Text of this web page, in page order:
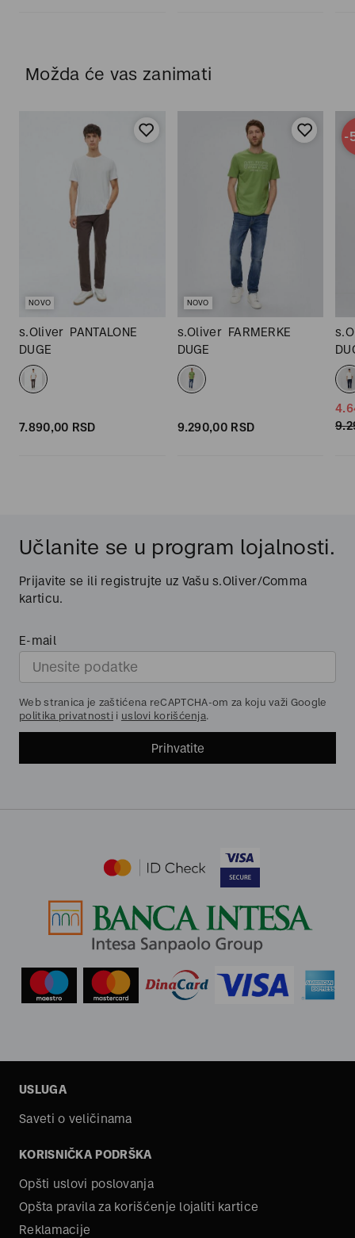
Možda će vas zanimati
NOVO
s.Oliver PANTALONE
DUGE
7.890,00 RSD
NOVO
s.Oliver FARMERKE
DUGE
9.290,00 RSD
-
Učlanite se u program lojalnosti.
Prijavite se ili registrujte uz Vašu s.Oliver/Comma
karticu.
E-mail
Web stranica je zaštićena reCAPTCHA-om za koju važi Google
politika privatnosti i uslovi korišćenja.
Prihvatite
USLUGA
Saveti o veličinama
KORISNIČKA PODRŠKA
Opšti uslovi poslovanja
Opšta pravila za korišćenje lojaliti kartice
Reklamacije